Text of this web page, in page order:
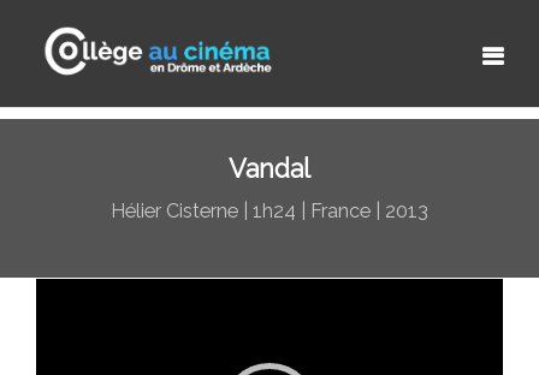
Vandal
Hélier Cisterne | 1h24 | France | 2013